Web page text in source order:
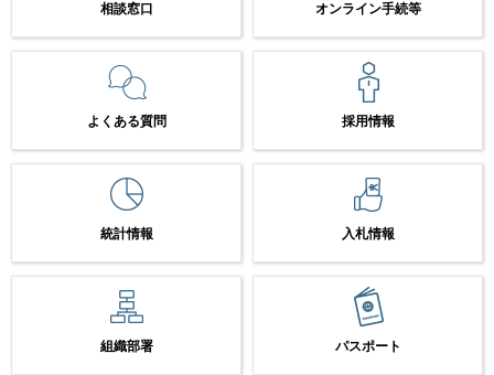
相談窓口 オンライン手続等
よくある質問 採用情報
統計情報 入札情報
組織部署 パスポート